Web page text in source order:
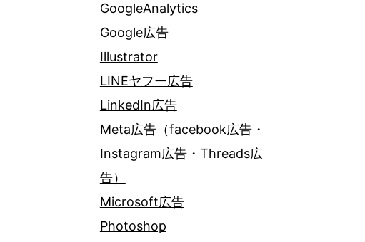
GoogleAnalytics
Google広告
Illustrator
LINEヤフー広告
LinkedIn広告
Meta広告（facebook広告・
Instagram広告・Threads広
告）
Microsoft広告
Photoshop